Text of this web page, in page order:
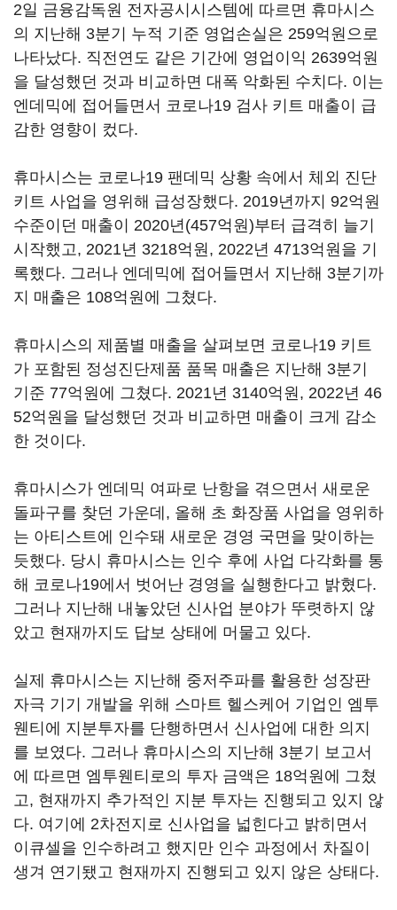
2일 금융감독원 전자공시시스템에 따르면 휴마시스
의 지난해 3분기 누적 기준 영업손실은 259억원으로
나타났다. 직전연도 같은 기간에 영업이익 2639억원
을 달성했던 것과 비교하면 대폭 악화된 수치다. 이는
엔데믹에 접어들면서 코로나19 검사 키트 매출이 급
감한 영향이 컸다.
휴마시스는 코로나19 팬데믹 상황 속에서 체외 진단
키트 사업을 영위해 급성장했다. 2019년까지 92억원
수준이던 매출이 2020년(457억원)부터 급격히 늘기
시작했고, 2021년 3218억원, 2022년 4713억원을 기
록했다. 그러나 엔데믹에 접어들면서 지난해 3분기까
지 매출은 108억원에 그쳤다.
휴마시스의 제품별 매출을 살펴보면 코로나19 키트
가 포함된 정성진단제품 품목 매출은 지난해 3분기
기준 77억원에 그쳤다. 2021년 3140억원, 2022년 46
52억원을 달성했던 것과 비교하면 매출이 크게 감소
한 것이다.
휴마시스가 엔데믹 여파로 난항을 겪으면서 새로운
돌파구를 찾던 가운데, 올해 초 화장품 사업을 영위하
는 아티스트에 인수돼 새로운 경영 국면을 맞이하는
듯했다. 당시 휴마시스는 인수 후에 사업 다각화를 통
해 코로나19에서 벗어난 경영을 실행한다고 밝혔다.
그러나 지난해 내놓았던 신사업 분야가 뚜렷하지 않
았고 현재까지도 답보 상태에 머물고 있다.
실제 휴마시스는 지난해 중저주파를 활용한 성장판
자극 기기 개발을 위해 스마트 헬스케어 기업인 엠투
웬티에 지분투자를 단행하면서 신사업에 대한 의지
를 보였다. 그러나 휴마시스의 지난해 3분기 보고서
에 따르면 엠투웬티로의 투자 금액은 18억원에 그쳤
고, 현재까지 추가적인 지분 투자는 진행되고 있지 않
다. 여기에 2차전지로 신사업을 넓힌다고 밝히면서
이큐셀을 인수하려고 했지만 인수 과정에서 차질이
생겨 연기됐고 현재까지 진행되고 있지 않은 상태다.